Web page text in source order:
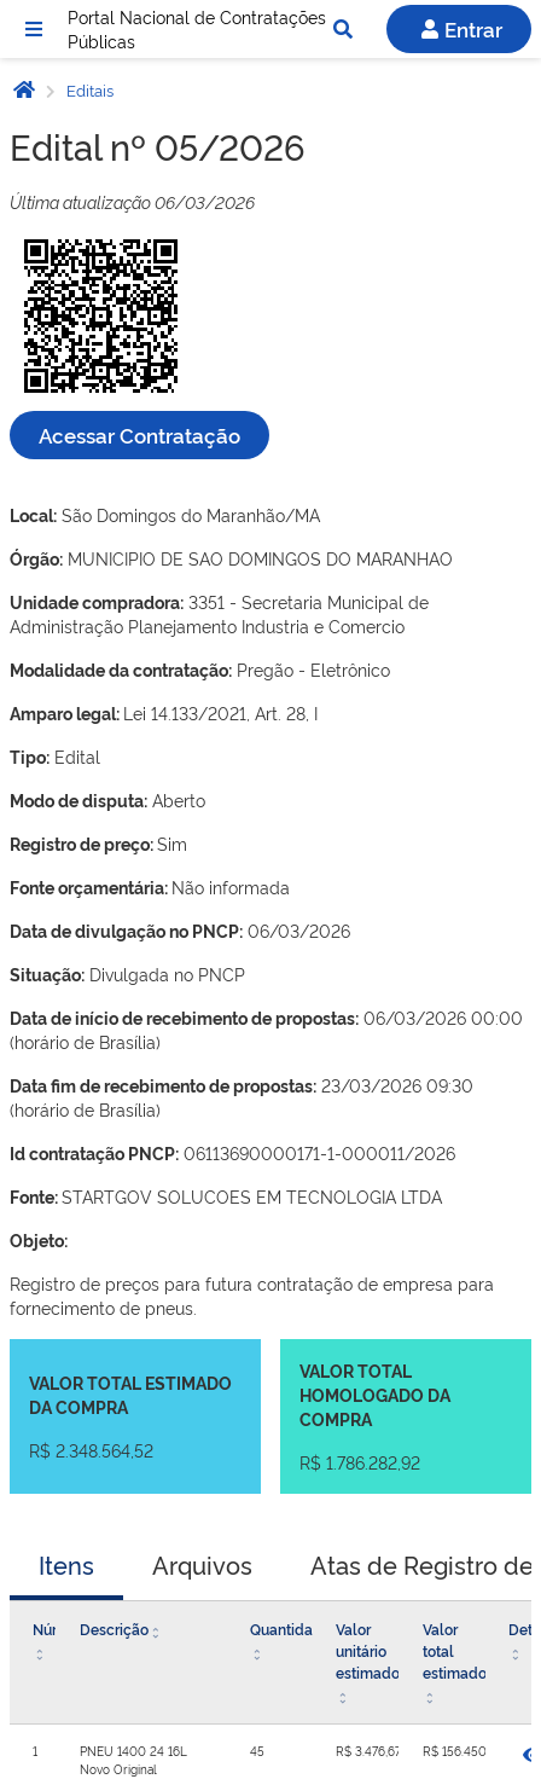
Portal Nacional de Contratações
Públicas
Entrar
Editais
Edital nº 05/2026
Última atualização 06/03/2026
Acessar Contratação
Local: São Domingos do Maranhão/MA
Órgão: MUNICIPIO DE SAO DOMINGOS DO MARANHAO
Unidade compradora: 3351 - Secretaria Municipal de
Administração Planejamento Industria e Comercio
Modalidade da contratação: Pregão - Eletrônico
Amparo legal: Lei 14.133/2021, Art. 28, I
Tipo: Edital
Modo de disputa: Aberto
Registro de preço:Sim
Fonte orçamentária: Não informada
Data de divulgação no PNCP: 06/03/2026
Situação: Divulgada no PNCP
Data de início de recebimento de propostas: 06/03/2026 00:00
(horário de Brasília)
Data fim de recebimento de propostas: 23/03/2026 09:30
(horário de Brasília)
Id contratação PNCP: 06113690000171-1-000011/2026
Fonte:STARTGOV SOLUCOES EM TECNOLOGIA LTDA
Objeto:
Registro de preços para futura contratação de empresa para
fornecimento de pneus.
VALOR TOTAL ESTIMADO
DA COMPRA
R$ 2.348.564,52
VALOR TOTAL
HOMOLOGADO DA
COMPRA
R$ 1.786.282,92
Itens Arquivos Atas de Registro de
NúmeroDescrição Quantidade
Valor
unitário
estimado
Valor
total
estimado
1
PNEU 1400 24 16L
Novo Original
45 R$ 3.476,67 R$ 156.450,15